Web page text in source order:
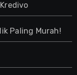
Paling Murah!